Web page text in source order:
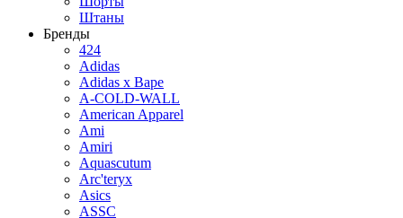
Штаны
Бренды
424
Adidas
Adidas x Bape
A-COLD-WALL
American Apparel
Ami
Amiri
Aquascutum
Arc'teryx
Asics
ASSC